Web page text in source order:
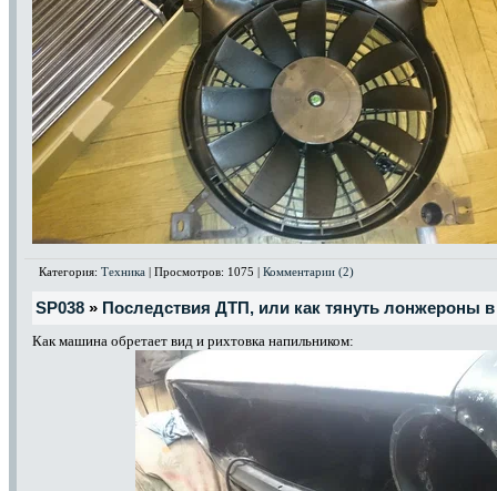
Категория: Техника | Просмотров: 1075 | Комментарии (2)
SP038 » Последствия ДТП, или как тянуть лонжероны в
Как машина обретает вид и рихтовка напильником: